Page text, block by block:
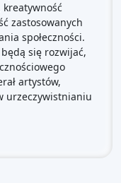
zastosowanych
społeczności.
się rozwijać,
artystów,
urzeczywistnianiu